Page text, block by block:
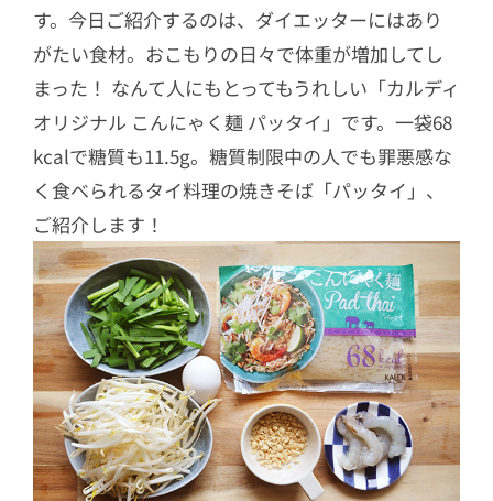
す。今日ご紹介するのは、ダイエッターにはあり
がたい食材。おこもりの日々で体重が増加してし
まった！ なんて人にもとってもうれしい「カルディ
オリジナル こんにゃく麺 パッタイ」です。一袋68
kcalで糖質も11.5g。糖質制限中の人でも罪悪感な
く食べられるタイ料理の焼きそば「パッタイ」、
ご紹介します！